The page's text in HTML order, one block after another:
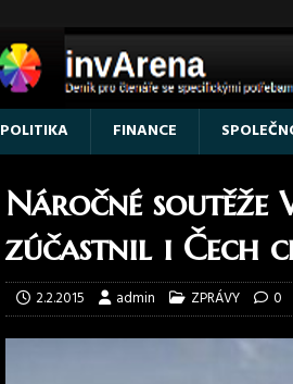
POLITIKA FINANCE
Náročné soutěže
zúčastnil i Čech
2.2.2015 admin ZPRÁVY 0